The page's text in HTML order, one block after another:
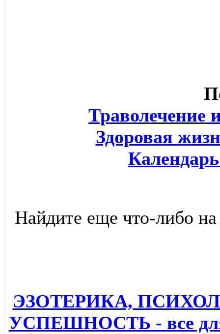
Траволечение
Здоровая
Найдите еще что-либо
ЭЗОТЕРИКА,
УСПЕШНОСТЬ - все для